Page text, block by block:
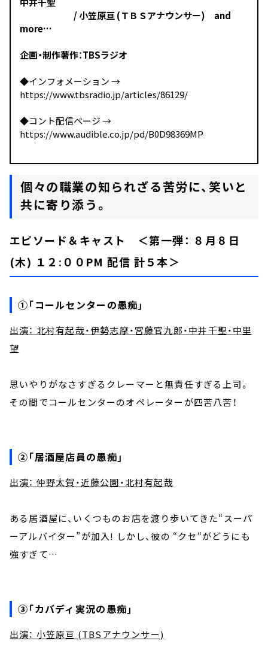
/ 小笠原亘 (ＴＢＳアナウンサー) and
more…
企画・制作著作：TBSラジオ
◆インフォメーション →
https://www.tbsradio.jp/articles/86129/
◆コント配信ページ →
https://www.audible.co.jp/pd/B0D98369MP
個々の職業の知られざる苦労に、笑いと
共に寄り添う。
エピソード＆キャスト ＜第一弾： ８月８日
(木) １２:００PM 配信 計５本＞
①「コールセンターの愚痴」
出演： 北村有起哉・伊勢志摩・宮藤官九郎・中井千聖・中里
望
思いやりがなさすぎるクレーマーと無責任すぎる上司。
その間でコールセンターのオペレーターが四苦八苦！
②「居酒屋店員の愚痴」
出演： 仲野太賀・近藤公園・北村有起哉
ある居酒屋に、いくつものお店を渡り歩いてきた“スーパ
ーアルバイター”が加入! しかし、彼の “クセ“がどうにも
強すぎて…
③「カバディ実況の愚痴」
出演： 小笠原亘 (TBSアナウンサー)